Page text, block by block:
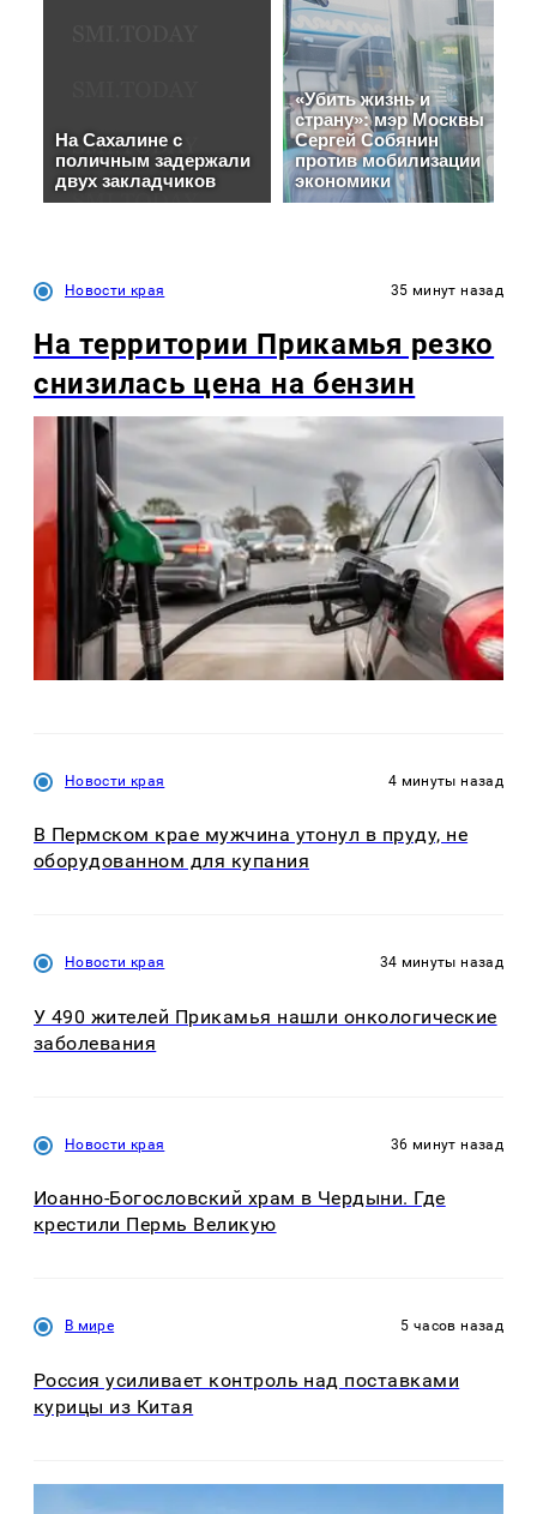
Новости края 35 минут назад
На территории Прикамья резко
снизилась цена на бензин
Новости края 4 минуты назад
В Пермском крае мужчина утонул в пруду, не
оборудованном для купания
Новости края 34 минуты назад
У 490 жителей Прикамья нашли онкологические
заболевания
Новости края 36 минут назад
Иоанно-Богословский храм в Чердыни. Где
крестили Пермь Великую
В мире 5 часов назад
Россия усиливает контроль над поставками
курицы из Китая